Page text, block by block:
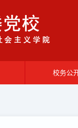
校务公